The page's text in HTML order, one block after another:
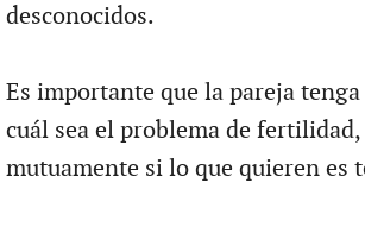
desconocidos.
Es importante que la pareja
cuál sea el problema de
mutuamente si lo que quieren es